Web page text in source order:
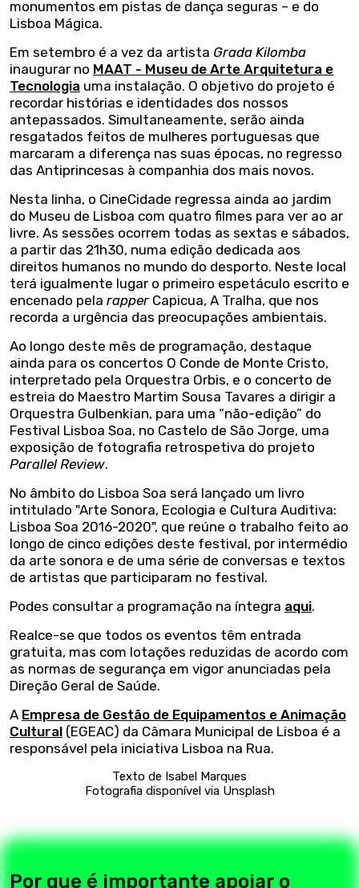
monumentos em pistas de dança seguras – e do
Lisboa Mágica.
Em setembro é a vez da artista Grada Kilomba
inaugurar no MAAT - Museu de Arte Arquitetura e
Tecnologia uma instalação. O objetivo do projeto é
recordar histórias e identidades dos nossos
antepassados. Simultaneamente, serão ainda
resgatados feitos de mulheres portuguesas que
marcaram a diferença nas suas épocas, no regresso
das Antiprincesas à companhia dos mais novos.
Nesta linha, o CineCidade regressa ainda ao jardim
do Museu de Lisboa com quatro filmes para ver ao ar
livre. As sessões ocorrem todas as sextas e sábados,
a partir das 21h30, numa edição dedicada aos
direitos humanos no mundo do desporto. Neste local
terá igualmente lugar o primeiro espetáculo escrito e
encenado pela rapper Capicua, A Tralha, que nos
recorda a urgência das preocupações ambientais.
Ao longo deste mês de programação, destaque
ainda para os concertos O Conde de Monte Cristo,
interpretado pela Orquestra Orbis, e o concerto de
estreia do Maestro Martim Sousa Tavares a dirigir a
Orquestra Gulbenkian, para uma “não-edição” do
Festival Lisboa Soa, no Castelo de São Jorge, uma
exposição de fotografia retrospetiva do projeto
Parallel Review.
No âmbito do Lisboa Soa será lançado um livro
intitulado "Arte Sonora, Ecologia e Cultura Auditiva:
Lisboa Soa 2016-2020", que reúne o trabalho feito ao
longo de cinco edições deste festival, por intermédio
da arte sonora e de uma série de conversas e textos
de artistas que participaram no festival.
Podes consultar a programação na íntegra aqui.
Realce-se que todos os eventos têm entrada
gratuita, mas com lotações reduzidas de acordo com
as normas de segurança em vigor anunciadas pela
Direção Geral de Saúde.
A Empresa de Gestão de Equipamentos e Animação
Cultural (EGEAC) da Câmara Municipal de Lisboa é a
responsável pela iniciativa Lisboa na Rua.
Texto de Isabel Marques
Fotografia disponível via Unsplash
Por que é importante apoiar o